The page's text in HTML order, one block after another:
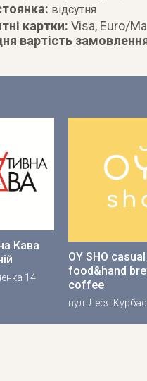
відсутня
картки: Visa, Euro/
вартість
Кава
14
OY SHO casual
food&hand
coffee
вул. Леся